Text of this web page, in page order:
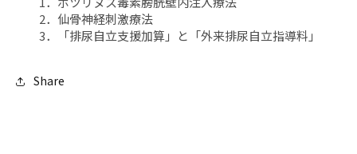
数
量
減
数
量
2．仙骨神経刺激療法
3．「排尿自立支援加算」と「外来排尿自立指導料」
Share